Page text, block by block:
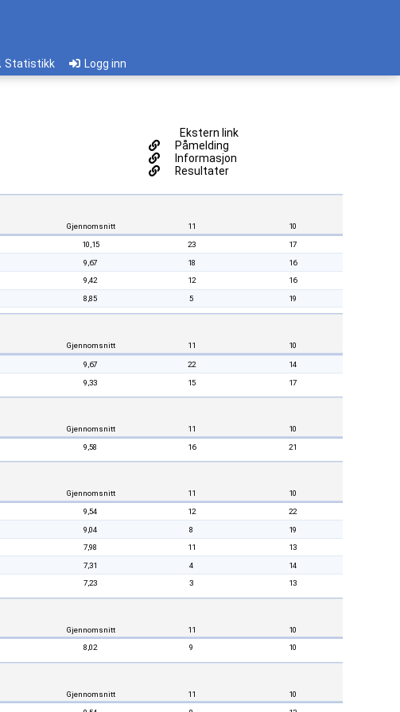
Statistikk Logg inn
Ekstern link
Påmelding
Informasjon
Resultater
Gjennomsnitt 11 10
10,15 23 17
9,67 18 16
9,42 12 16
8,85 5 19
Gjennomsnitt 11 10
9,67 22 14
9,33 15 17
Gjennomsnitt 11 10
9,58 16 21
Gjennomsnitt 11 10
9,54 12 22
9,04 8 19
7,98 11 13
7,31 4 14
7,23 3 13
Gjennomsnitt 11 10
8,02 9 10
Gjennomsnitt 11 10